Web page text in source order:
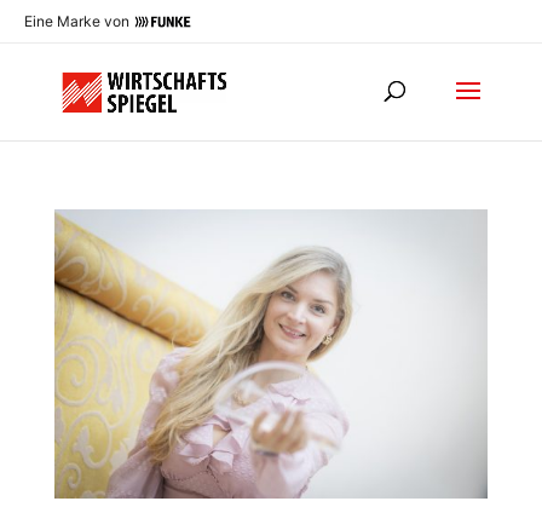
Eine Marke von